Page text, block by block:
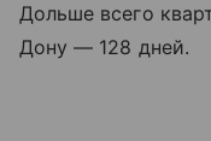
Дольше всего
Дону — 128 дней.